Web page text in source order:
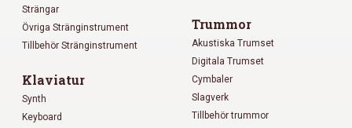
Strängar
Övriga Stränginstrument
Tillbehör Stränginstrument
Klaviatur
Synth
Keyboard
Trummor
Akustiska Trumset
Digitala Trumset
Cymbaler
Slagverk
Tillbehör trummor